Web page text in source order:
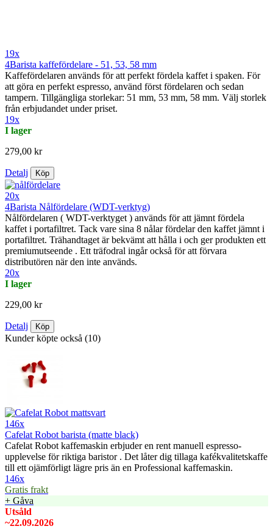
19x
4Barista kaffefördelare - 51, 53, 58 mm
Kaffefördelaren används för att perfekt fördela kaffet i spaken. För
att göra en perfekt espresso, använd först fördelaren och sedan
tampern. Tillgängliga storlekar: 51 mm, 53 mm, 58 mm. Välj storlek
från erbjudandet under priset.
19x
I lager
279,00 kr
Detalj Köp
20x
4Barista Nålfördelare (WDT-verktyg)
Nålfördelaren ( WDT-verktyget ) används för att jämnt fördela
kaffet i portafiltret. Tack vare sina 8 nålar fördelar den kaffet jämnt i
portafiltret. Trähandtaget är bekvämt att hålla i och ger produkten ett
premiumutseende . Ett träfodral ingår också för att förvara
distributören när den inte används.
20x
I lager
229,00 kr
Detalj Köp
Kunder köpte också (10)
146x
Cafelat Robot barista (matte black)
Cafelat Robot kaffemaskin erbjuder en rent manuell espresso-
upplevelse för riktiga baristor . Det låter dig tillaga kafékvalitetskaffe
till ett ojämförligt lägre pris än en Professional kaffemaskin.
146x
Gratis frakt
+ Gåva
Utsåld
~22.09.2026